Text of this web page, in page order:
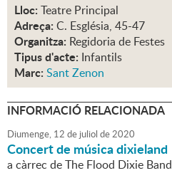
Lloc: Teatre Principal
Adreça: C. Església, 45-47
Organitza: Regidoria de Festes
Tipus d'acte: Infantils
Marc: Sant Zenon
INFORMACIÓ RELACIONADA
Diumenge, 12 de juliol de2020
Concert de música dixieland
a càrrec de The Flood Dixie Band